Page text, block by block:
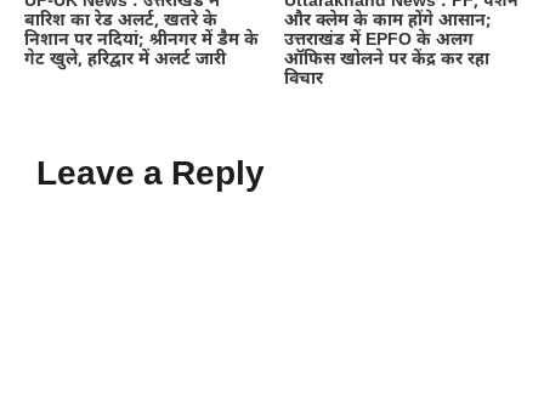
बारिश का रेड अलर्ट, खतरे के
निशान पर नदियां; श्रीनगर में डैम के
गेट खुले, हरिद्वार में अलर्ट जारी
और क्लेम के काम होंगे आसान;
उत्तराखंड में EPFO के अलग
ऑफिस खोलने पर केंद्र कर रहा
विचार
Leave a Reply